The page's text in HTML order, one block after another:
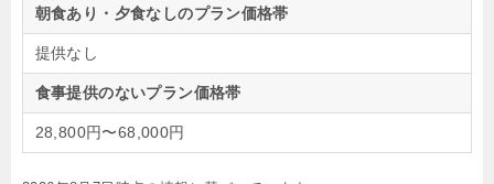
朝食あり・夕食なしのプラン価格帯
提供なし
食事提供のないプラン価格帯
28,800円〜68,000円